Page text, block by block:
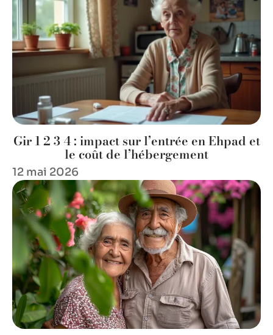
Gir 1 2 3 4 : impact sur l’entrée en Ehpad et
le coût de l’hébergement
12 mai 2026